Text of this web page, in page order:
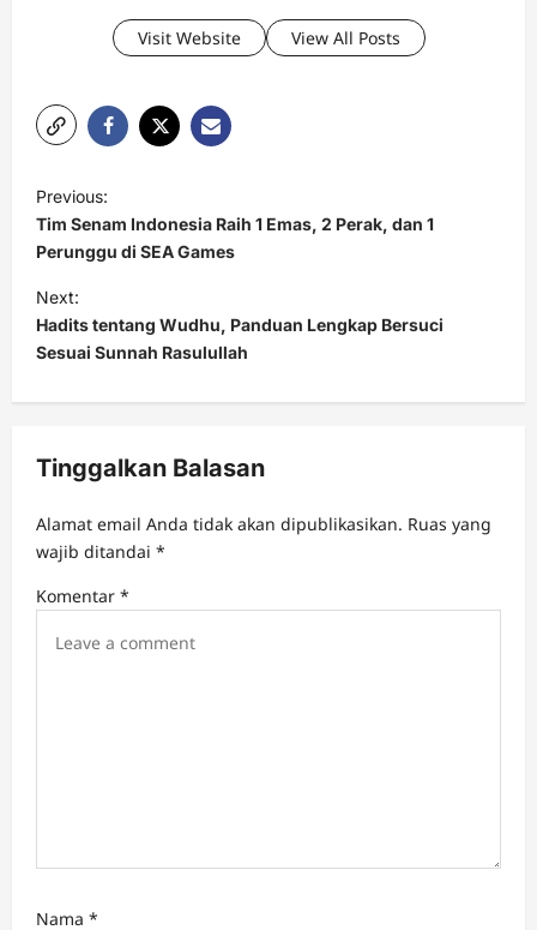
Visit Website View All Posts
o
s
t
n
a
v
g
a
t
i
Previous:
Tim Senam Indonesia Raih 1 Emas, 2 Perak, dan 1
Perunggu di SEA Games
Next:
Hadits tentang Wudhu, Panduan Lengkap Bersuci
Sesuai Sunnah Rasulullah
Tinggalkan Balasan
Alamat email Anda tidak akan dipublikasikan. Ruas yang
wajib ditandai *
Komentar *
Nama *